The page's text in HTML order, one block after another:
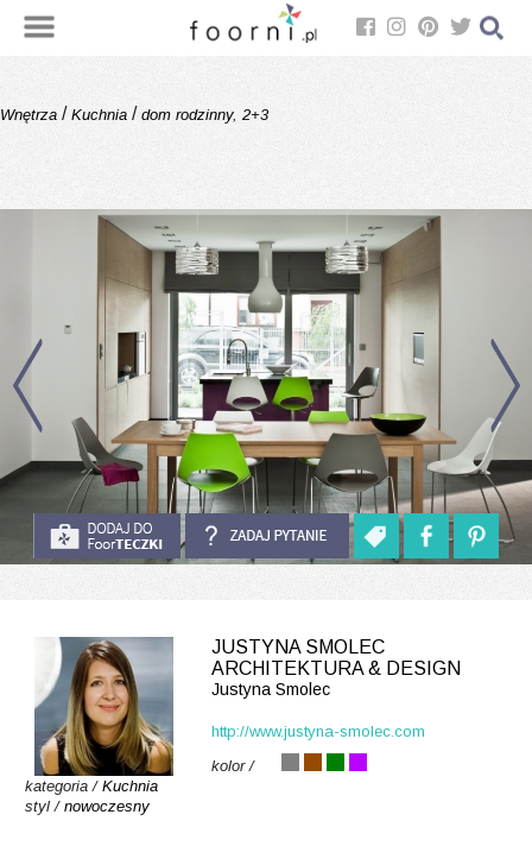
Wnętrza / Kuchnia / dom rodzinny, 2+3
JUSTYNA SMOLEC
ARCHITEKTURA & DESIGN
Justyna Smolec
http://www.justyna-smolec.com
kolor /
kategoria / Kuchnia
styl / nowoczesny